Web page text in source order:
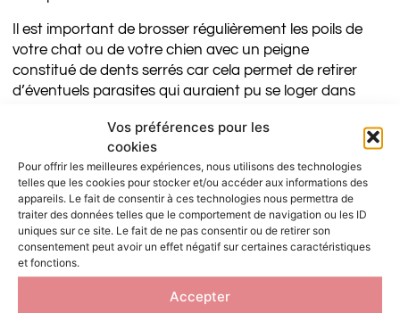
Vos préférences pour les
cookies
Pour offrir les meilleures expériences, nous utilisons des technologies
telles que les cookies pour stocker et/ou accéder aux informations des
appareils. Le fait de consentir à ces technologies nous permettra de
traiter des données telles que le comportement de navigation ou les ID
uniques sur ce site. Le fait de ne pas consentir ou de retirer son
consentement peut avoir un effet négatif sur certaines caractéristiques
et fonctions.
Accepter
Il est important de brosser régulièrement les poils de
votre chat ou de votre chien avec un peigne
constitué de dents serrés car cela permet de retirer
d’éventuels parasites qui auraient pu se loger dans
En effet les puces sont des parasites qui se
nourrissent du sang de leurs hôtes et sont
responsables de différentes maladies comme :
• La dermatite : une maladie inflammatoire de la
peau se développant principalement en été. Si votre
chat ou votre chien souffre de dermatite, il peut
d’ailleurs être judicieux de lui faire porter une